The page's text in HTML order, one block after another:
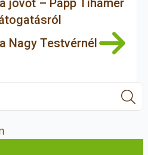
jövőt – Papp Tihamér
Nagy Testvérnél